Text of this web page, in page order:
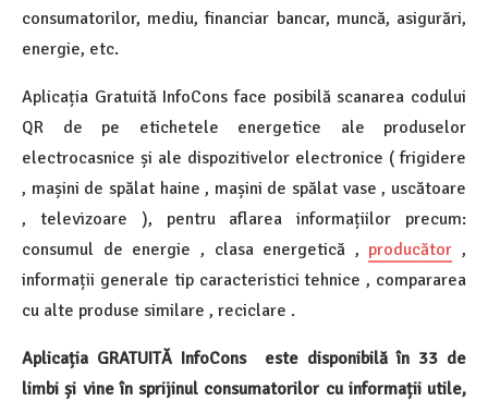
consumatorilor, mediu, financiar bancar, muncă, asigurări,
energie, etc.
Aplicația Gratuită InfoCons face posibilă scanarea codului
QR de pe etichetele energetice ale produselor
electrocasnice și ale dispozitivelor electronice ( frigidere
, mașini de spălat haine , mașini de spălat vase , uscătoare
, televizoare ), pentru aflarea informațiilor precum:
consumul de energie , clasa energetică , producător ,
informații generale tip caracteristici tehnice , compararea
cu alte produse similare , reciclare .
Aplicația GRATUITĂ InfoCons este disponibilă în 33 de
limbi și vine în sprijinul consumatorilor cu informații utile,